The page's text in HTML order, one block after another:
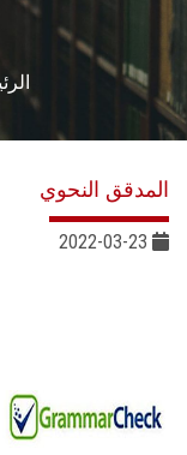
المدقق النحوي